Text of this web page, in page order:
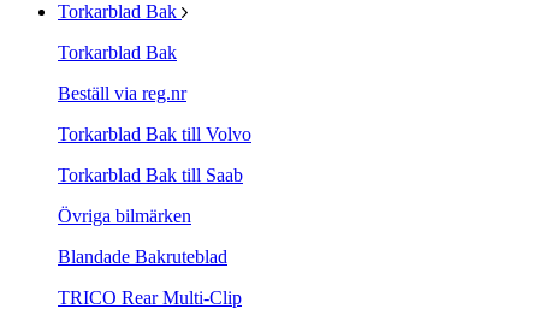
Torkarblad Bak
Torkarblad Bak
Beställ via reg.nr
Torkarblad Bak till Volvo
Torkarblad Bak till Saab
Övriga bilmärken
Blandade Bakruteblad
TRICO Rear Multi-Clip